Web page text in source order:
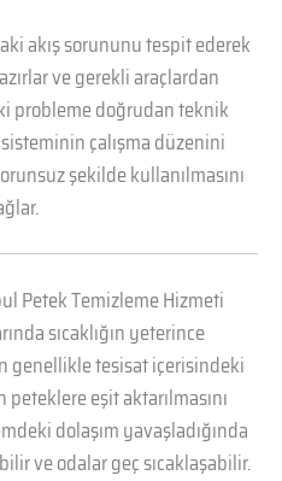
akış sorununu tespit ederek
ve gerekli araçlardan
probleme doğrudan teknik
çalışma düzenini
şekilde kullanılmasını
Petek Temizleme Hizmeti
sıcaklığın yeterince
genellikle tesisat içerisindeki
eşit aktarılmasını
dolaşım yavaşladığında
ve odalar geç sıcaklaşabilir.